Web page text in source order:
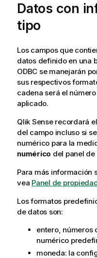
Datos con
tipo
Los campos que
datos definido en una
ODBC se manejarán
sus respectivos
cadena será el
aplicado.
Qlik Senserecordará
del campo incluso si
numérico para la
numérico del panel
Para más información
vea Panel de
Los formatos
de datos son:
entero, números
numérico
moneda: la